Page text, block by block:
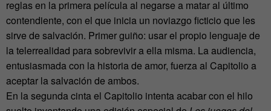
reglas en la primera película al negarse a matar al último
contendiente, con el que inicia un noviazgo ficticio que les
sirve de salvación. Primer guiño: usar el propio lenguaje de
la telerrealidad para sobrevivir a ella misma. La audiencia,
entusiasmada con la historia de amor, fuerza al Capitolio a
aceptar la salvación de ambos.
En la segunda cinta el Capitolio intenta acabar con el hilo